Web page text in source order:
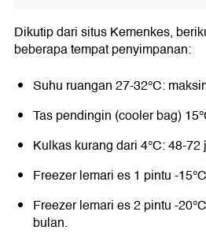
Dikutip dari situs Kemenkes,
beberapa tempat penyimpanan:
Suhu ruangan 27-32°C:
Tas pendingin (cooler bag)
Kulkas kurang dari 4°C: 48-
Freezer lemari es 1 pintu -
Freezer lemari es 2 pintu -
bulan.